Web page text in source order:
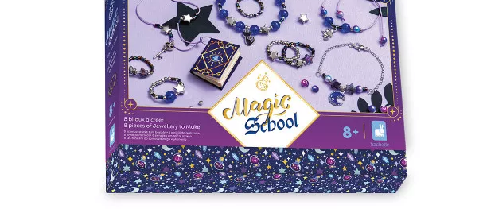
JOUETS D'ÉVEIL
JOUETS D'IMITATION
IMAGINATION
PLEIN AIR
TABLEAUX, MOBILIER &
DECO